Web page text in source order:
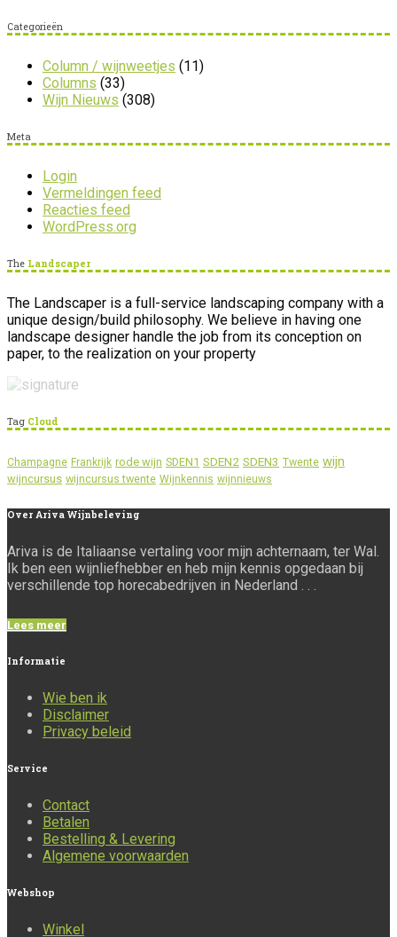
Categorieën
Column / wijnweetjes (11)
Columns (33)
Wijn Nieuws (308)
Meta
Login
Vermeldingen feed
Reacties feed
WordPress.org
The Landscaper
The Landscaper is a full-service landscaping company with a
unique design/build philosophy. We believe in having one
landscape designer handle the job from its conception on
paper, to the realization on your property
Tag Cloud
Champagne Frankrijk rode wijn SDEN1 SDEN2 SDEN3 Twente wijn
wijncursus wijncursus twente Wijnkennis wijnnieuws
Over Ariva Wijnbeleving
Ariva is de Italiaanse vertaling voor mijn achternaam, ter Wal.
Ik ben een wijnliefhebber en heb mijn kennis opgedaan bij
verschillende top horecabedrijven in Nederland . . .
Lees meer
Informatie
Wie ben ik
Disclaimer
Privacy beleid
Service
Contact
Betalen
Bestelling & Levering
Algemene voorwaarden
Webshop
Winkel